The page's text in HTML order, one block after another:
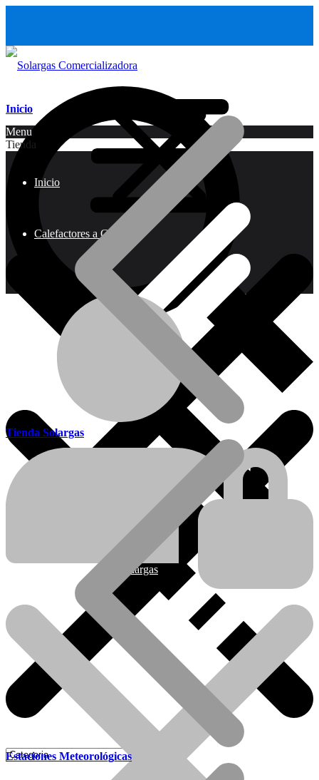
Menu
Tienda
Inicio
Calefactores a Gas
Nueva línea Solargas
Inicio
Tienda Solargas
Estaciones Meteorológicas